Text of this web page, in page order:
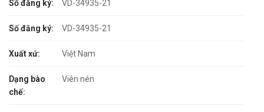
Số đăng ký: VD-34935-21
Số đăng ký: VD-34935-21
Xuất xứ: Việt Nam
Dạng bào
chế:
Viên nén